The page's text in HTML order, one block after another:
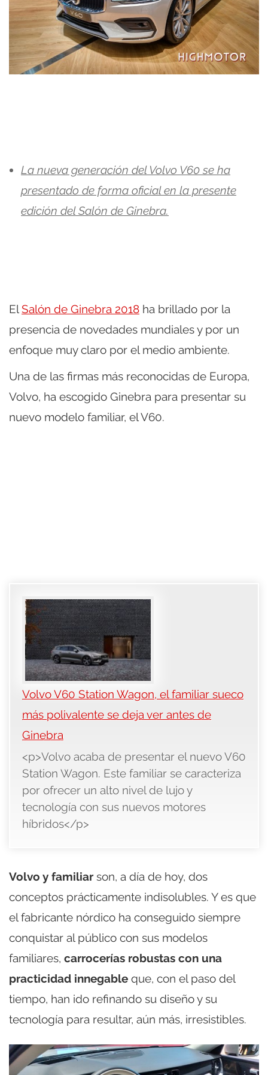
La nueva generación del Volvo V60 se ha
presentado de forma oficial en la presente
edición del Salón de Ginebra.
ElSalón de Ginebra 2018 ha brillado por la
presencia de novedades mundiales y por un
enfoque muy claro por el medio ambiente.
Una de las firmas más reconocidas de Europa,
Volvo, ha escogido Ginebra para presentar su
nuevo modelo familiar, el V60.
Volvo V60 Station Wagon, el familiar sueco
más polivalente se deja ver antes de
Ginebra
<p>Volvo acaba de presentar el nuevo V60
Station Wagon. Este familiar se caracteriza
por ofrecer un alto nivel de lujo y
tecnología con sus nuevos motores
híbridos</p>
Volvo y familiar son, a día de hoy, dos
conceptos prácticamente indisolubles. Y es que
el fabricante nórdico ha conseguido siempre
conquistar al público con sus modelos
familiares, carrocerías robustas con una
practicidad innegable que, con el paso del
tiempo, han ido refinando su diseño y su
tecnología para resultar, aún más, irresistibles.